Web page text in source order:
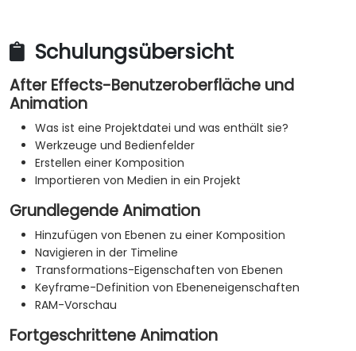
Schulungsübersicht
After Effects-Benutzeroberfläche und
Animation
Was ist eine Projektdatei und was enthält sie?
Werkzeuge und Bedienfelder
Erstellen einer Komposition
Importieren von Medien in ein Projekt
Grundlegende Animation
Hinzufügen von Ebenen zu einer Komposition
Navigieren in der Timeline
Transformations-Eigenschaften von Ebenen
Keyframe-Definition von Ebeneneigenschaften
RAM-Vorschau
Fortgeschrittene Animation